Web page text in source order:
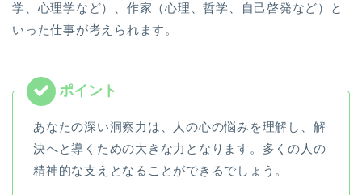
学、心理学など）、作家（心理、哲学、自己啓発など）と
いった仕事が考えられます。
あなたの深い洞察力は、人の心の悩みを理解し、解
決へと導くための大きな力となります。多くの人の
精神的な支えとなることができるでしょう。